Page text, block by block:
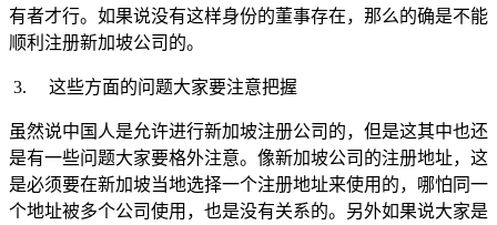
有者才行。如果说没有这样身份的董事存在，那么的确是不能
顺利注册新加坡公司的。
3. 这些方面的问题大家要注意把握
虽然说中国人是允许进行新加坡注册公司的，但是这其中也还
是有一些问题大家要格外注意。像新加坡公司的注册地址，这
是必须要在新加坡当地选择一个注册地址来使用的，哪怕同一
个地址被多个公司使用，也是没有关系的。另外如果说大家是